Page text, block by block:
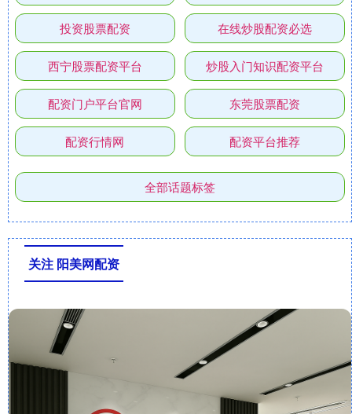
投资股票配资 在线炒股配资必选
西宁股票配资平台 炒股入门知识配资平台
配资门户平台官网 东莞股票配资
配资行情网 配资平台推荐
全部话题标签
关注 阳美网配资